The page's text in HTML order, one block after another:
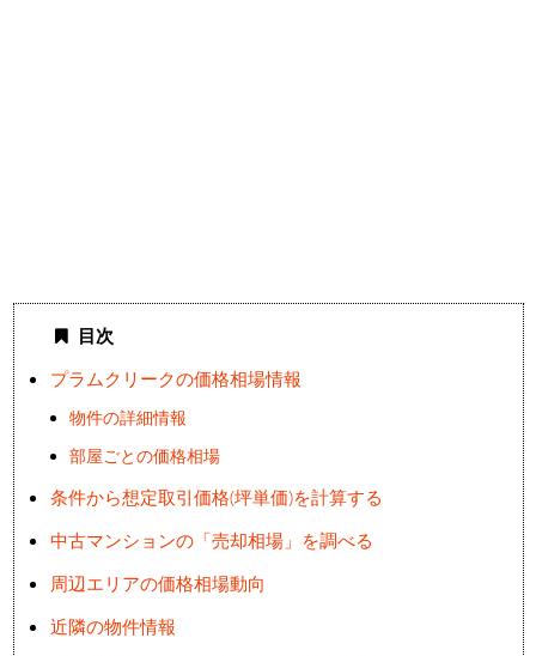
目次
プラムクリークの価格相場情報
物件の詳細情報
部屋ごとの価格相場
条件から想定取引価格(坪単価)を計算する
中古マンションの「売却相場」を調べる
周辺エリアの価格相場動向
近隣の物件情報